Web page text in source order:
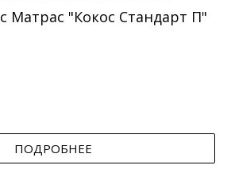
Матрас "Кокос Стандарт П"
ПОДРОБНЕЕ